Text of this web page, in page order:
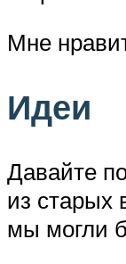
Мне
Идеи
Давайте
из старых
мы могли